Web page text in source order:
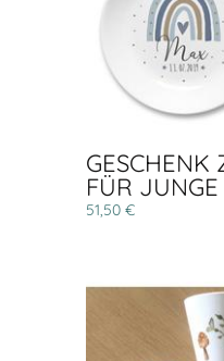
GESCHENK
FÜR
51,50 €